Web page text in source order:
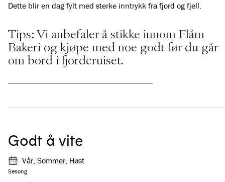
Dette blir en dag fylt med sterke inntrykk fra fjord og fjell.
Tips: Vi anbefaler å stikke innom Flåm
Bakeri og kjøpe med noe godt før du går
om bord i fjordcruiset.
Godt å vite
Sesong
Vår, Sommer, Høst